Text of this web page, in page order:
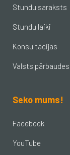
Stundu saraksts
Stundu laiki
Konsultācijas
Valsts
Seko mums!
Facebook
YouTube